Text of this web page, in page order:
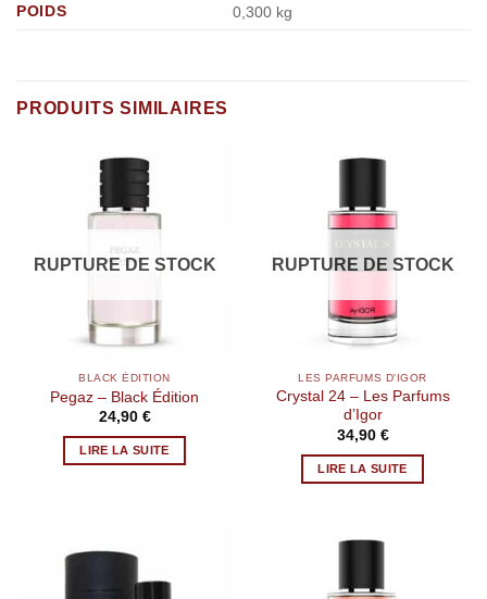
POIDS 0,300 kg
PRODUITS SIMILAIRES
RUPTURE DE STOCK
BLACK ÉDITION
Pegaz – Black Édition
24,90 €
LIRE LA SUITE
RUPTURE DE STOCK
LES PARFUMS D'IGOR
Crystal 24 – Les Parfums
d’Igor
34,90 €
LIRE LA SUITE